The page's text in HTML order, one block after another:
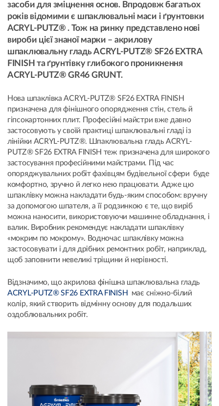
засоби для зміцнення основ. Впродовж багатьох
років відомими є шпаклювальні маси і ґрунтовки
АСRYL-PUTZ® . Тож на ринку представлено нові
вироби цієї знаної марки – акрилову
шпаклювальну гладь ACRYL-PUTZ® SF26 EXTRA
FINISH та ґрунтівку глибокого проникнення
ACRYL-PUTZ® GR46 GRUNT.
Нова шпаклівка ACRYL-PUTZ® SF26 EXTRA FINISH
призначена для фінішного опорядження стін, стель й
гіпсокартонних плит. Професійні майстри вже давно
застосовують у своїй практиці шпаклювальні гладі із
лінійки ACRYL-PUTZ®. Шпаклювальна гладь ACRYL-
PUTZ® SF26 EXTRA FINISH теж призначена для широкого
застосування професійними майстрами. Під час
опоряджувальних робіт фахівцям будівельної сфери буде
комфортно, зручно й легко нею працювати. Адже цю
шпаклівку можна накладати будь-яким способом: вручну
за допомогою шпателя, а її родзинкою є те, що виріб
можна наносити, використовуючи машинне обладнання, і
валик. Виробник рекомендує накладати шпаклівку
«мокрим по мокрому». Водночас шпаклівку можна
застосовувати і для дрібних ремонтних робіт, наприклад,
щоб заповнити невеликі тріщини й нерівності.
Відзначимо, що акрилова фінішна шпаклювальна гладь
ACRYL-PUTZ® SF26 EXTRA FINISH
має сніжно-білий
колір, який створить відмінну основу для подальших
оздоблювальних робіт.